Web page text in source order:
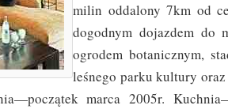
milin oddalony 7km od
dogodnym dojazdem do
ogrodem botanicznym,
leśnego parku kultury
marca 2005r.